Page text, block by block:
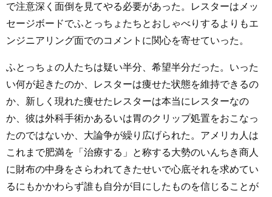
で注意深く面倒を見てやる必要があった。レスターはメッ
セージボードでふとっちょたちとおしゃべりするよりもエ
ンジニアリング面でのコメントに関心を寄せていった。
ふとっちょの人たちは疑い半分、希望半分だった。いった
い何が起きたのか、レスターは痩せた状態を維持できるの
か、新しく現れた痩せたレスターは本当にレスターなの
か、彼は外科手術かあるいは胃のクリップ処置をおこなっ
たのではないか、大論争が繰り広げられた。アメリカ人は
これまで肥満を「治療する」と称する大勢のいんちき商人
に財布の中身をさらわれてきたせいで心底それを求めてい
るにもかかわらず誰も自分が目にしたものを信じることが